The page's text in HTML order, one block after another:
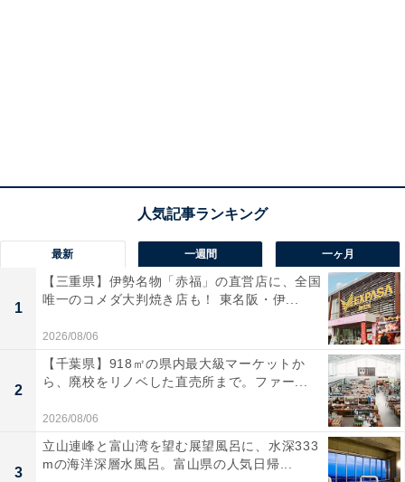
最新 一週間 一ヶ月
1
【三重県】伊勢名物「赤福」の直営店に、全国
唯一のコメダ大判焼き店も！ 東名阪・伊...
2026/08/06
2
【千葉県】918㎡の県内最大級マーケットか
ら、廃校をリノベした直売所まで。ファー...
2026/08/06
3
立山連峰と富山湾を望む展望風呂に、水深333
mの海洋深層水風呂。富山県の人気日帰...